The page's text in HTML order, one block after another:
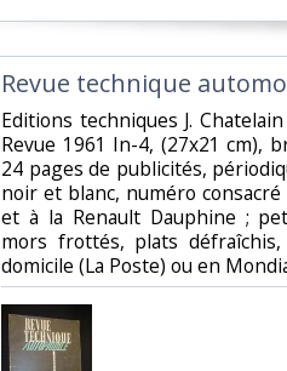
‎Revue technique
‎Editions techniques J.
Revue 1961 In-4, (27x21 cm),
24 pages de publicités,
noir et blanc, numéro
et à la Renault Dauphine ;
mors frottés, plats
domicile (La Poste) ou en